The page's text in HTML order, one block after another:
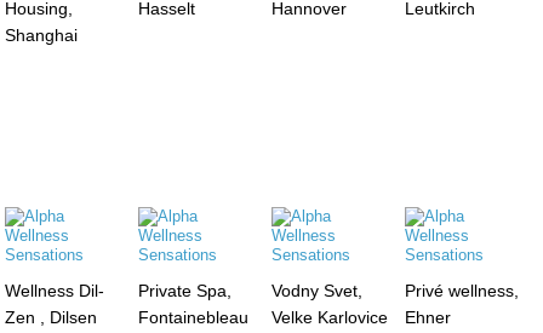
Housing,
Shanghai
Hasselt
Hannover
Leutkirch
Wellness Dil-
Zen , Dilsen
Private Spa,
Fontainebleau
Vodny Svet,
Velke Karlovice
Privé wellness,
Ehner